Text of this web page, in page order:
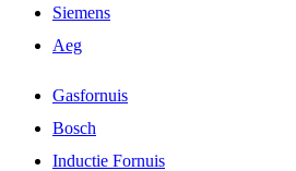
Siemens
Aeg
Gasfornuis
Bosch
Inductie Fornuis